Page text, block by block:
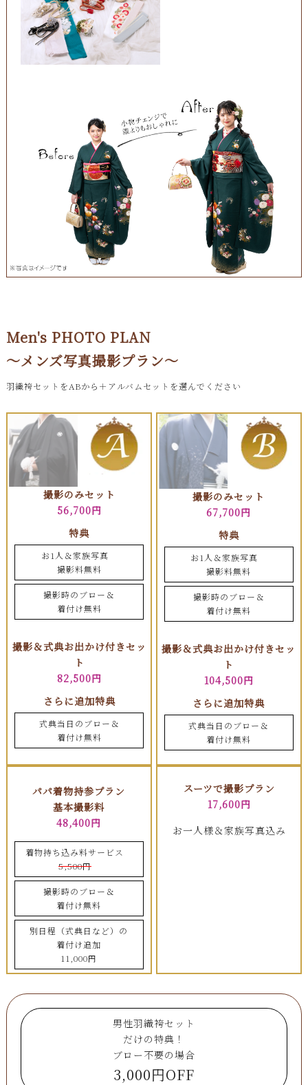
Men's PHOTO PLAN
～メンズ写真撮影プラン～
羽織袴セットをABから＋アルバムセットを選んでください
撮影のみセット
56,700円
特典
お1人＆家族写真
撮影料無料
撮影時のブロー＆
着付け無料
撮影＆式典お出かけ付きセッ
ト
82,500円
さらに追加特典
式典当日のブロー＆
着付け無料
撮影のみセット
67,700円
特典
お1人＆家族写真
撮影料無料
撮影時のブロー＆
着付け無料
撮影＆式典お出かけ付きセッ
ト
104,500円
さらに追加特典
式典当日のブロー＆
着付け無料
パパ着物持参プラン
基本撮影料
48,400円
着物持ち込み料サービス
5,500円
撮影時のブロー＆
着付け無料
別日程（式典日など）の
着付け追加
11,000円
スーツで撮影プラン
17,600円
お一人様＆家族写真込み
男性羽織袴セット
だけの特典！
ブロー不要の場合
3,000円OFF